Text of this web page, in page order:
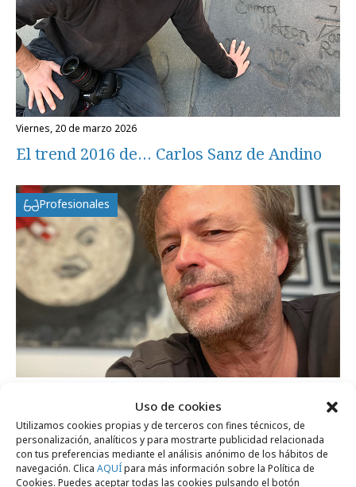
Uso de cookies
Utilizamos cookies propias y de terceros con fines técnicos, de
personalización, analíticos y para mostrarte publicidad relacionada
con tus preferencias mediante el análisis anónimo de los hábitos de
navegación. Clica AQUÍpara más información sobre la Política de
Cookies. Puedes aceptar todas las cookies pulsando el botón
viernes, 20 de marzo 2026
El trend 2016 de… Carlos Sanz de Andino
Profesionales
Es personal... Carlos Sanz de Andino,
Presidente creativo de Darwin & Verne
martes, 14 de mayo 2013